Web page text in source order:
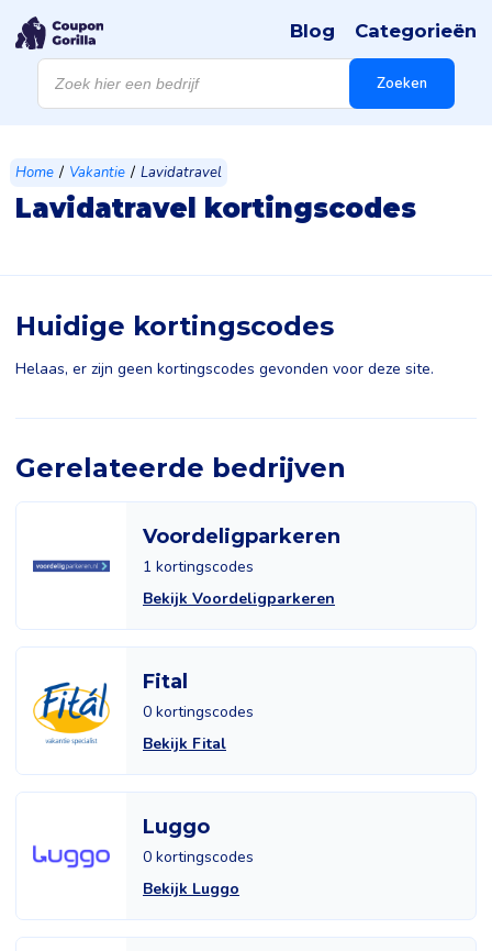
Producten
zoeken Zoeken
Blog Categorieën
Home / Vakantie / Lavidatravel
Lavidatravel kortingscodes
Huidige kortingscodes
Helaas, er zijn geen kortingscodes gevonden voor deze site.
Gerelateerde bedrijven
Voordeligparkeren
1 kortingscodes
Bekijk Voordeligparkeren
Fital
0 kortingscodes
Bekijk Fital
Luggo
0 kortingscodes
Bekijk Luggo